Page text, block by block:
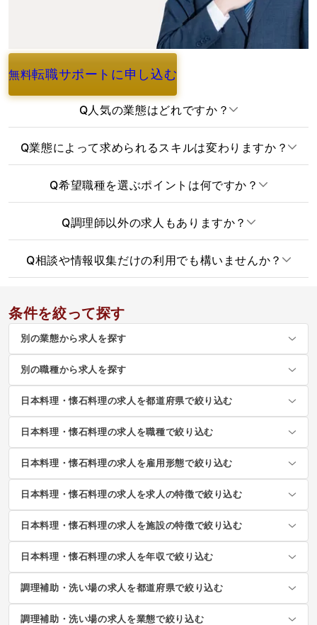
無料転職サポートに申し込む
よくあるご質問
Q人気の業態はどれですか？
Q業態によって求められるスキルは変わりますか？
Q希望職種を選ぶポイントは何ですか？
Q調理師以外の求人もありますか？
Q相談や情報収集だけの利用でも構いませんか？
条件を絞って探す
別の業態から求人を探す
別の職種から求人を探す
日本料理・懐石料理の求人を都道府県で絞り込む
日本料理・懐石料理の求人を職種で絞り込む
日本料理・懐石料理の求人を雇用形態で絞り込む
日本料理・懐石料理の求人を求人の特徴で絞り込む
日本料理・懐石料理の求人を施設の特徴で絞り込む
日本料理・懐石料理の求人を年収で絞り込む
調理補助・洗い場の求人を都道府県で絞り込む
調理補助・洗い場の求人を業態で絞り込む